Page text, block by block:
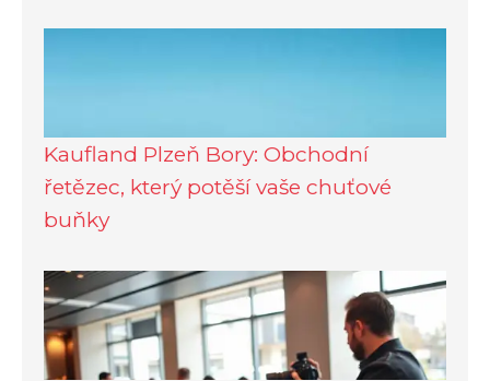
Kaufland Plzeň Bory: Obchodní
řetězec, který potěší vaše chuťové
buňky